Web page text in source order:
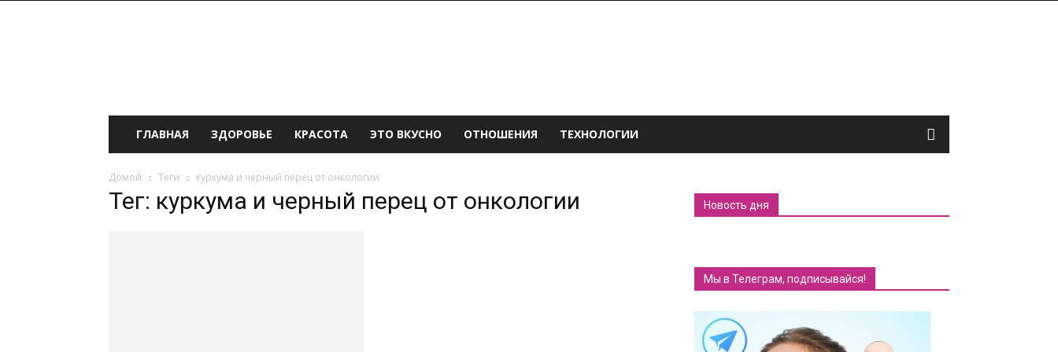
ГЛАВНАЯ ЗДОРОВЬЕ КРАСОТА ЭТО ВКУСНО ОТНОШЕНИЯ ТЕХНОЛОГИИ
Домой Теги куркума и черный перец от онкологии
Тег: куркума и черный перец от онкологии Новость дня
Мы в Телеграм, подписывайся!